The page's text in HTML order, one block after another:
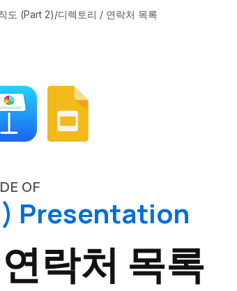
도 (Part 2)/디렉토리 / 연락처 목록
OF
Presentation
락처 목록